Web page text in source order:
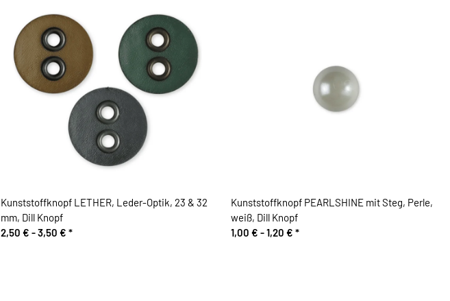
Kunststoffknopf LETHER, Leder-Optik, 23 & 32
mm, Dill Knopf
2,50 € -3,50 € *
Kunststoffknopf PEARLSHINE mit Steg, Perle,
weiß, Dill Knopf
1,00 € -1,20 € *